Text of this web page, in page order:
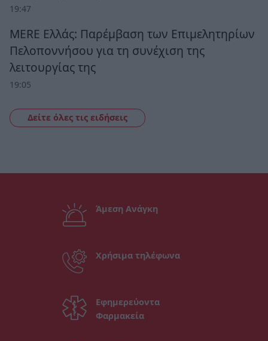
19:47
MERE Ελλάς: Παρέμβαση των Επιμελητηρίων
Πελοποννήσου για τη συνέχιση της
λειτουργίας της
19:05
Δείτε όλες τις ειδήσεις
Άμεση Ανάγκη
Χρήσιμα τηλέφωνα
Εφημερεύοντα
Φαρμακεία